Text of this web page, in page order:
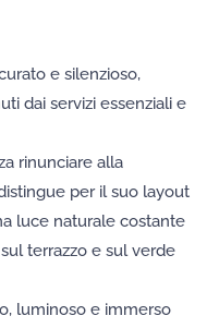
e silenzioso,
dai servizi essenziali e
rinunciare alla
per il suo layout
luce naturale costante
terrazzo e sul verde
luminoso e immerso